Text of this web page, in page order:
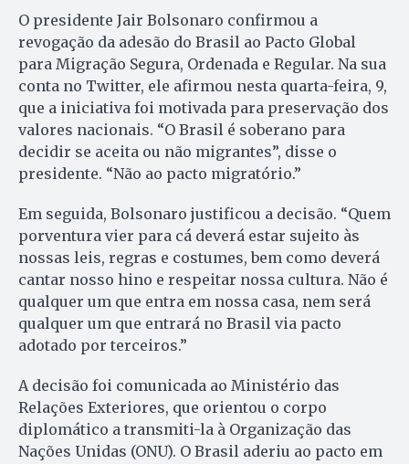
O presidente Jair Bolsonaro confirmou a
revogação da adesão do Brasil ao Pacto Global
para Migração Segura, Ordenada e Regular. Na sua
conta no Twitter, ele afirmou nesta quarta-feira, 9,
que a iniciativa foi motivada para preservação dos
valores nacionais. “O Brasil é soberano para
decidir se aceita ou não migrantes”, disse o
presidente. “Não ao pacto migratório.”
Em seguida, Bolsonaro justificou a decisão. “Quem
porventura vier para cá deverá estar sujeito às
nossas leis, regras e costumes, bem como deverá
cantar nosso hino e respeitar nossa cultura. Não é
qualquer um que entra em nossa casa, nem será
qualquer um que entrará no Brasil via pacto
adotado por terceiros.”
A decisão foi comunicada ao Ministério das
Relações Exteriores, que orientou o corpo
diplomático a transmiti-la à Organização das
Nações Unidas (ONU). O Brasil aderiu ao pacto em